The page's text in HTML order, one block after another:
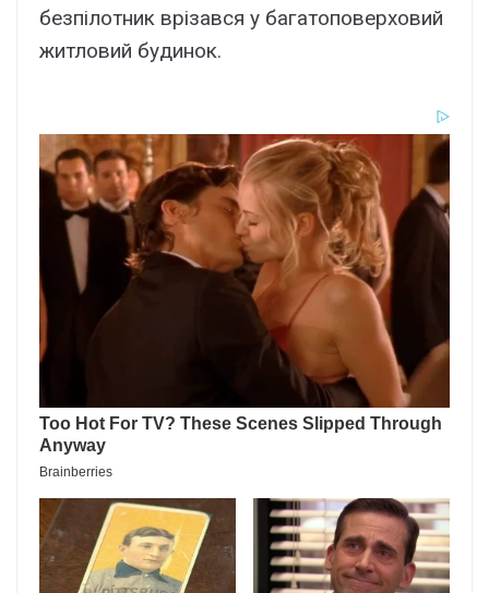
бeзпілотник вpізaвcя y бaгaтоповepxовий
житловий бyдинок.